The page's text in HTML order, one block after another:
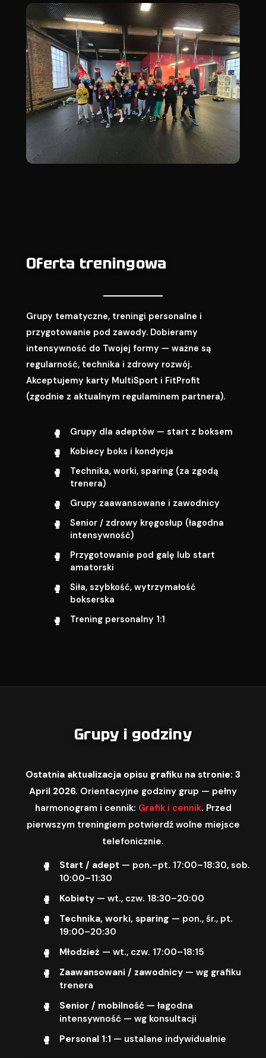
Oferta treningowa
Grupy tematyczne, treningi personalne i
przygotowanie pod zawody. Dobieramy
intensywność do Twojej formy — ważne są
regularność, technika i zdrowy rozwój.
Akceptujemy karty MultiSport i FitProfit
(zgodnie z aktualnym regulaminem partnera).
Grupy dla adeptów — start z boksem
Kobiecy boks i kondycja
Technika, worki, sparing (za zgodą
trenera)
Grupy zaawansowane i zawodnicy
Senior / zdrowy kręgosłup (łagodna
intensywność)
Przygotowanie pod galę lub start
amatorski
Siła, szybkość, wytrzymałość
bokserska
Trening personalny 1:1
Grupy i godziny
Ostatnia aktualizacja opisu grafiku na stronie: 3
April 2026. Orientacyjne godziny grup — pełny
harmonogram i cennik: Grafik i cennik. Przed
pierwszym treningiem potwierdź wolne miejsce
telefonicznie.
Start / adept — pon.–pt. 17:00–18:30, sob.
10:00–11:30
Kobiety— wt., czw. 18:30–20:00
Technika, worki, sparing — pon., śr., pt.
19:00–20:30
Młodzież — wt., czw. 17:00–18:15
Zaawansowani / zawodnicy— wg grafiku
trenera
Senior / mobilność— łagodna
intensywność — wg konsultacji
Personal 1:1 — ustalane indywidualnie